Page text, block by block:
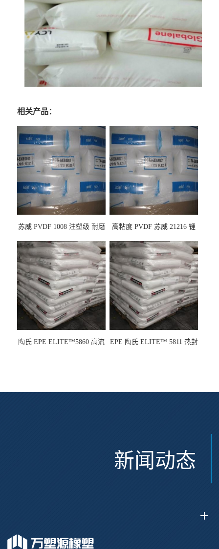
相关产品：
苏威 PVDF 1008 注塑级 耐磨
龙
高粘度 PVDF 苏威 21216 锂
陶氏 EPE ELITE™5860 高流
EPE 陶氏 ELITE™ 5811 热封
新闻动态